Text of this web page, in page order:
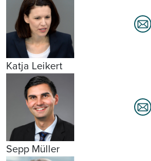
Katja Leikert
Sepp Müller